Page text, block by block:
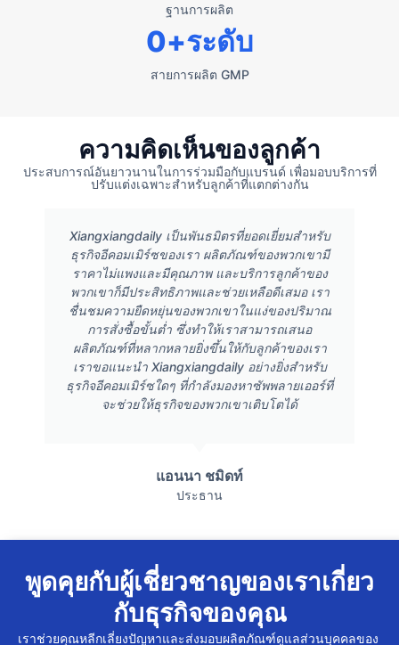
ฐานการผลิต
สายการผลิต GMP
0+ระดับ
ความคิดเห็นของลูกค้า
ประสบการณ์อันยาวนานในการร่วมมือกับแบรนด์ เพื่อมอบบริการที่
ปรับแต่งเฉพาะสำหรับลูกค้าที่แตกต่างกัน
Xiangxiangdaily เป็นพันธมิตรที่ยอดเยี่ยมสำหรับ
ธุรกิจอีคอมเมิร์ซของเรา ผลิตภัณฑ์ของพวกเขามี
ราคาไม่แพงและมีคุณภาพ และบริการลูกค้าของ
พวกเขาก็มีประสิทธิภาพและช่วยเหลือดีเสมอ เรา
ชื่นชมความยืดหยุ่นของพวกเขาในแง่ของปริมาณ
การสั่งซื้อขั้นต่ำ ซึ่งทำให้เราสามารถเสนอ
ผลิตภัณฑ์ที่หลากหลายยิ่งขึ้นให้กับลูกค้าของเรา
เราขอแนะนำ Xiangxiangdaily อย่างยิ่งสำหรับ
ธุรกิจอีคอมเมิร์ซใดๆ ที่กำลังมองหาซัพพลายเออร์ที่
จะช่วยให้ธุรกิจของพวกเขาเติบโตได้
แอนนา ชมิดท์
ประธาน
พูดคุยกับผู้เชี่ยวชาญของเราเกี่ยว
กับธุรกิจของคุณ
เราช่วยคุณหลีกเลี่ยงปัญหาและส่งมอบผลิตภัณฑ์ดูแลส่วนบุคคลของ